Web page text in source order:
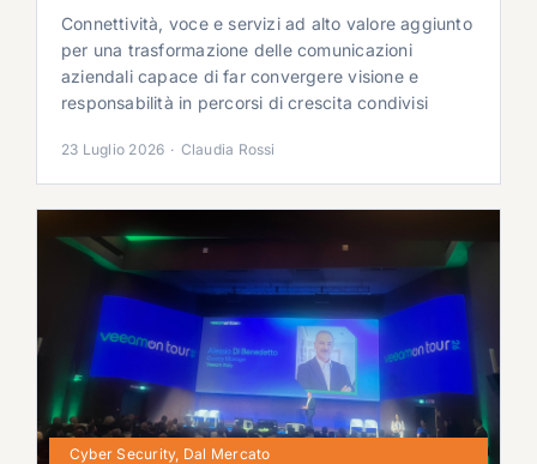
Connettività, voce e servizi ad alto valore aggiunto
per una trasformazione delle comunicazioni
aziendali capace di far convergere visione e
responsabilità in percorsi di crescita condivisi
23 Luglio 2026 · Claudia Rossi
Cyber Security, Dal Mercato